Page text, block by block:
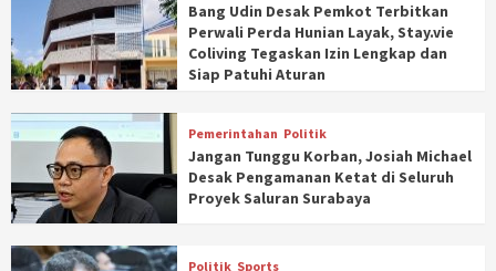
Bang Udin Desak Pemkot Terbitkan
Perwali Perda Hunian Layak, Stay.vie
Coliving Tegaskan Izin Lengkap dan
Siap Patuhi Aturan
Pemerintahan Politik
Jangan Tunggu Korban, Josiah Michael
Desak Pengamanan Ketat di Seluruh
Proyek Saluran Surabaya
Politik Sports